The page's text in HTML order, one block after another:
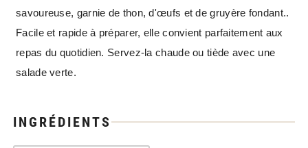
savoureuse, garnie de thon, d'œufs et de gruyère fondant..
Facile et rapide à préparer, elle convient parfaitement aux
repas du quotidien. Servez-la chaude ou tiède avec une
salade verte.
INGRÉDIENTS